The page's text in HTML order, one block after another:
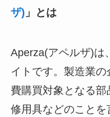
ザ) 」とは
Aperza(アペルザ)は
イトです。製造業
費購買対象となる
修用具などのことを